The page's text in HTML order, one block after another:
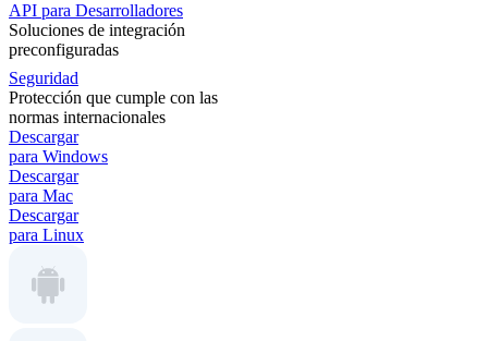
API para Desarrolladores
Soluciones de integración
preconfiguradas
Seguridad
Protección que cumple con las
normas internacionales
Descargar
para Windows
Descargar
para Mac
Descargar
para Linux